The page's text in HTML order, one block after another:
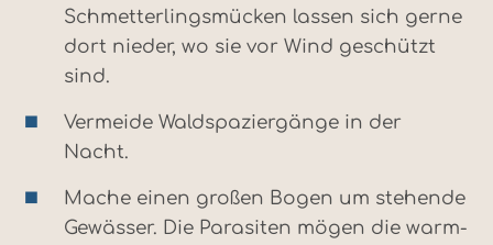
Schmetterlingsmücken lassen sich gerne
dort nieder, wo sie vor Wind geschützt
sind.
Vermeide Waldspaziergänge in der
Nacht.
Mache einen großen Bogen um stehende
Gewässer. Die Parasiten mögen die warm-